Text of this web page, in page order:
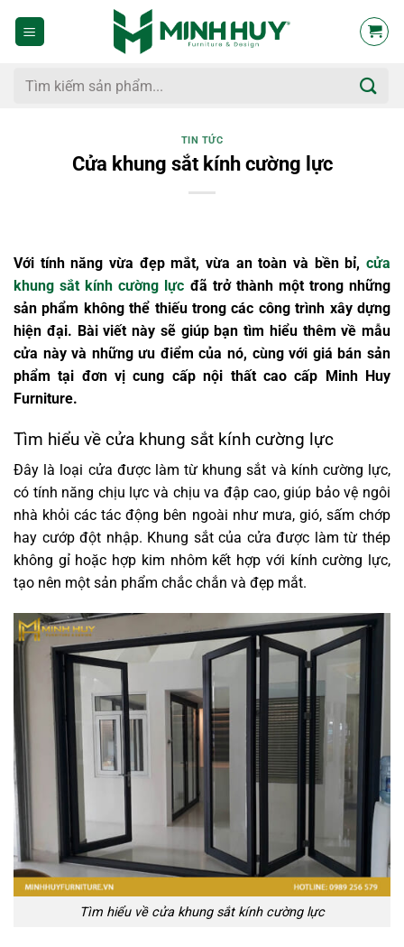
dung
Tìm
TIN TỨC
Cửa khung sắt kính cường lực
Với tính năng vừa đẹp mắt, vừa an toàn và bền bỉ, cửa
khung sắt kính cường lực đã trở thành một trong những
sản phẩm không thể thiếu trong các công trình xây dựng
hiện đại. Bài viết này sẽ giúp bạn tìm hiểu thêm về mẫu
cửa này và những ưu điểm của nó, cùng với giá bán sản
phẩm tại đơn vị cung cấp nội thất cao cấp Minh Huy
Furniture.
Tìm hiểu về cửa khung sắt kính cường lực
Đây là loại cửa được làm từ khung sắt và kính cường lực,
có tính năng chịu lực và chịu va đập cao, giúp bảo vệ ngôi
nhà khỏi các tác động bên ngoài như mưa, gió, sấm chớp
hay cướp đột nhập. Khung sắt của cửa được làm từ thép
không gỉ hoặc hợp kim nhôm kết hợp với kính cường lực,
tạo nên một sản phẩm chắc chắn và đẹp mắt.
Tìm hiểu về cửa khung sắt kính cường lực